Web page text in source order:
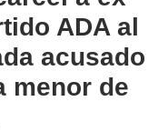
ADA al
acusado
menor de